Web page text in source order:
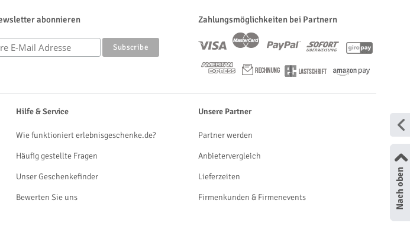
abonnieren Zahlungsmöglichkeiten bei Partnern
Hilfe & Service
Wie funktioniert erlebnisgeschenke.de?
Häufig gestellte Fragen
Unser Geschenkefinder
Bewerten Sie uns
Unsere Partner
Partner werden
Anbietervergleich
Lieferzeiten
Firmenkunden & Firmenevents